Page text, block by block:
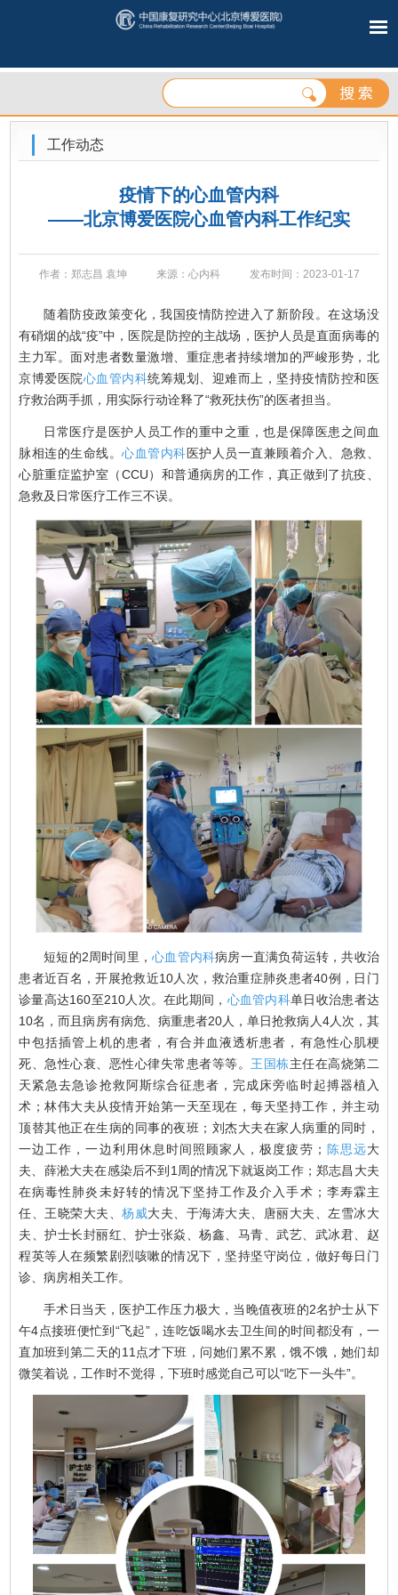
工作动态
疫情下的心血管内科
——北京博爱医院心血管内科工作纪实
作者：郑志昌 袁坤 来源：心内科 发布时间：2023-01-17
随着防疫政策变化，我国疫情防控进入了新阶段。在这场没
有硝烟的战“疫”中，医院是防控的主战场，医护人员是直面病毒的
主力军。面对患者数量激增、重症患者持续增加的严峻形势，北
京博爱医院心血管内科统筹规划、迎难而上，坚持疫情防控和医
疗救治两手抓，用实际行动诠释了“救死扶伤”的医者担当。
日常医疗是医护人员工作的重中之重，也是保障医患之间血
脉相连的生命线。心血管内科医护人员一直兼顾着介入、急救、
心脏重症监护室（CCU）和普通病房的工作，真正做到了抗疫、
急救及日常医疗工作三不误。
短短的2周时间里，心血管内科病房一直满负荷运转，共收治
患者近百名，开展抢救近10人次，救治重症肺炎患者40例，日门
诊量高达160至210人次。在此期间， 心血管内科单日收治患者达
10名，而且病房有病危、病重患者20人，单日抢救病人4人次，其
中包括插管上机的患者，有合并血液透析患者，有急性心肌梗
死、急性心衰、恶性心律失常患者等等。 王国栋主任在高烧第二
天紧急去急诊抢救阿斯综合征患者，完成床旁临时起搏器植入
术；林伟大夫从疫情开始第一天至现在，每天坚持工作，并主动
顶替其他正在生病的同事的夜班；刘杰大夫在家人病重的同时，
一边工作，一边利用休息时间照顾家人，极度疲劳； 陈思远大
夫、薛淞大夫在感染后不到1周的情况下就返岗工作；郑志昌大夫
在病毒性肺炎未好转的情况下坚持工作及介入手术；李寿霖主
任、王晓荣大夫、杨威大夫、于海涛大夫、唐丽大夫、左雪冰大
夫、护士长封丽红、护士张焱、杨鑫、马青、武艺、武冰君、赵
程英等人在频繁剧烈咳嗽的情况下，坚持坚守岗位，做好每日门
诊、病房相关工作。
手术日当天，医护工作压力极大，当晚值夜班的2名护士从下
午4点接班便忙到“飞起”，连吃饭喝水去卫生间的时间都没有，一
直加班到第二天的11点才下班，问她们累不累，饿不饿，她们却
微笑着说，工作时不觉得，下班时感觉自己可以“吃下一头牛”。